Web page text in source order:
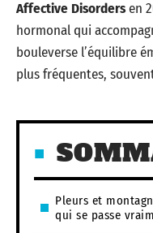
Affective Disordersen
hormonal qui
bouleverse l’équilibre
plus fréquentes,
Pleurs et
qui se passe